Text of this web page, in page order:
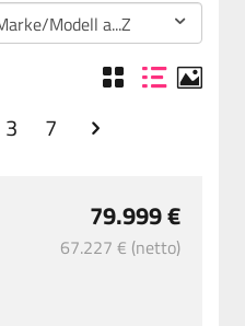
3 7
79.999 €
67.227 € (netto)